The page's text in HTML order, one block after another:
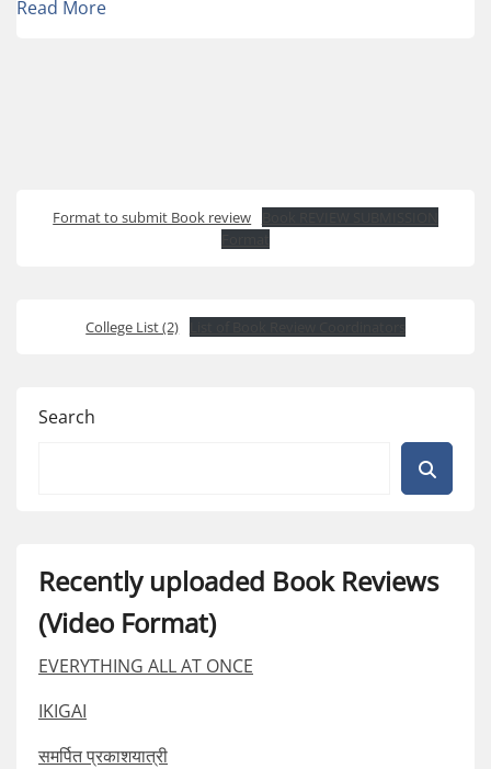
Read More
Format to submit Book review
College List (2)
Search
Recently uploaded Book Reviews
(Video Format)
EVERYTHING ALL AT ONCE
IKIGAI
समर्पित प्रकाशयात्री